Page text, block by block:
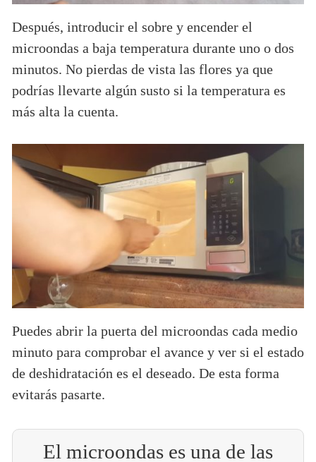
Después, introducir el sobre y encender el
microondas a baja temperatura durante uno o dos
minutos. No pierdas de vista las flores ya que
podrías llevarte algún susto si la temperatura es
más alta la cuenta.
Puedes abrir la puerta del microondas cada medio
minuto para comprobar el avance y ver si el estado
de deshidratación es el deseado. De esta forma
evitarás pasarte.
El microondas es una de las